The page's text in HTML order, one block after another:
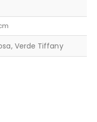
Verde Tiffany